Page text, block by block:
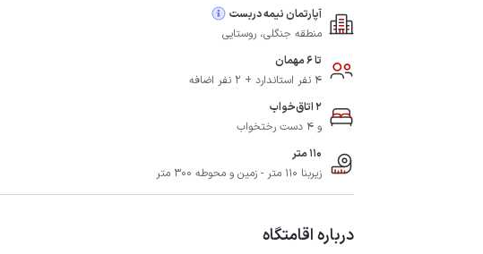
آپارتمان نیمه دربست
منطقه جنگلی، روستایی
تا 6 مهمان
4 نفر استاندارد + 2 نفر اضافه
2 اتاق‌خواب
و 4 دست رختخواب
110 متر
زیربنا 110 متر - زمین و محوطه 300 متر
درباره اقامتگاه